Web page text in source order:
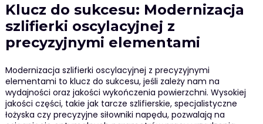
Klucz do sukcesu: Modernizacja
szlifierki oscylacyjnej z
precyzyjnymi elementami
Modernizacja szlifierki oscylacyjnej z precyzyjnymi
elementami to klucz do sukcesu, jeśli zależy nam na
wydajności oraz jakości wykończenia powierzchni. Wysokiej
jakości części, takie jak tarcze szlifierskie, specjalistyczne
łożyska czy precyzyjne siłowniki napędu, pozwalają na